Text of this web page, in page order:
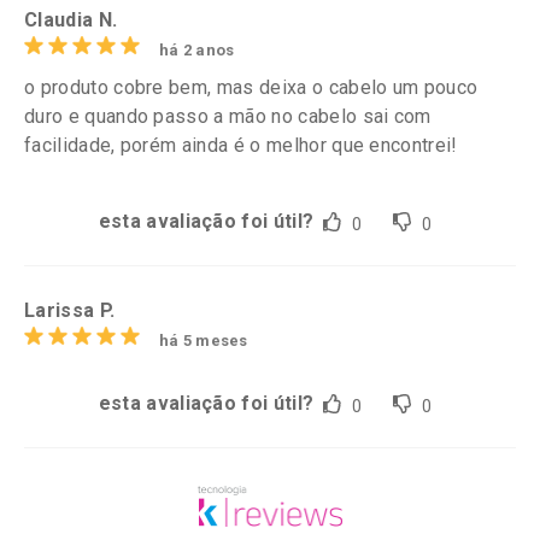
Claudia N.
há 2 anos
o produto cobre bem, mas deixa o cabelo um pouco
duro e quando passo a mão no cabelo sai com
facilidade, porém ainda é o melhor que encontrei!
esta avaliação foi útil? 0 0
Larissa P.
há 5 meses
esta avaliação foi útil? 0 0